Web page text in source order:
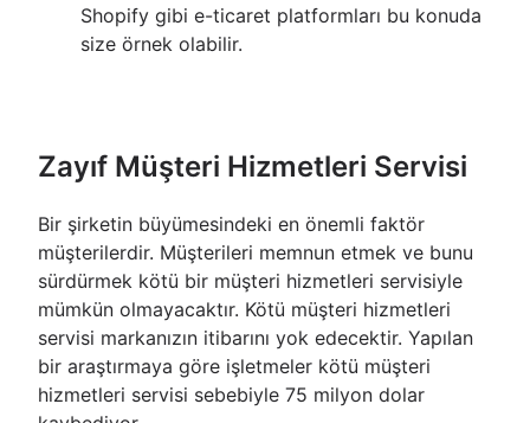
Shopify gibi e-ticaret platformları bu konuda
size örnek olabilir.
Zayıf Müşteri Hizmetleri Servisi
Bir şirketin büyümesindeki en önemli faktör
müşterilerdir. Müşterileri memnun etmek ve bunu
sürdürmek kötü bir müşteri hizmetleri servisiyle
mümkün olmayacaktır. Kötü müşteri hizmetleri
servisi markanızın itibarını yok edecektir. Yapılan
bir araştırmaya göre işletmeler kötü müşteri
hizmetleri servisi sebebiyle 75 milyon dolar